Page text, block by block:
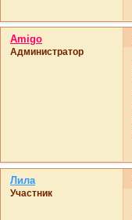
Amigo
Администратор
Лила
Участник